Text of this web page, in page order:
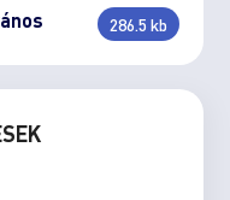
286.5 kb